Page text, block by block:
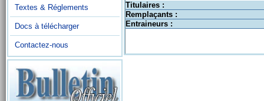
Textes & Réglements
Docs à télécharger
Contactez-nous
Titulaires :
Remplaçants :
Entraineurs :